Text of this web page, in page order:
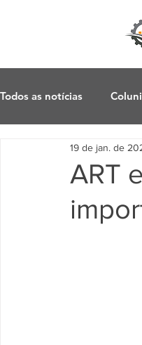
Todos as notícias
ART
19 de jan. de